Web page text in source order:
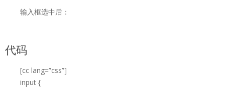
输入框选中后：
代码
[cc lang=”css”]
input {